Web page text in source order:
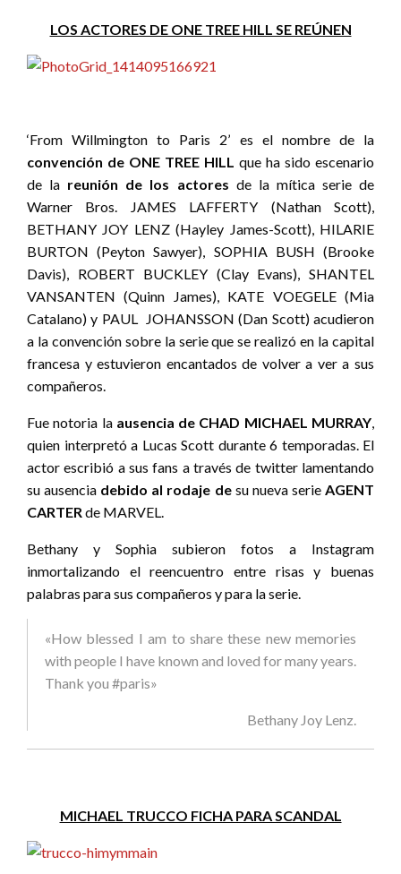
LOS ACTORES DE ONE TREE HILL SE REÚNEN
‘From Willmington to Paris 2’ es el nombre de la
convención de ONE TREE HILL que ha sido escenario
de la reunión de los actores de la mítica serie de
Warner Bros. JAMES LAFFERTY (Nathan Scott),
BETHANY JOY LENZ (Hayley James-Scott), HILARIE
BURTON (Peyton Sawyer), SOPHIA BUSH (Brooke
Davis), ROBERT BUCKLEY (Clay Evans), SHANTEL
VANSANTEN (Quinn James), KATE VOEGELE (Mia
Catalano) y PAUL JOHANSSON (Dan Scott) acudieron
a la convención sobre la serie que se realizó en la capital
francesa y estuvieron encantados de volver a ver a sus
compañeros.
Fue notoria la ausencia de CHAD MICHAEL MURRAY,
quien interpretó a Lucas Scott durante 6 temporadas. El
actor escribió a sus fans a través de twitter lamentando
su ausencia debido al rodaje desu nueva serieAGENT
CARTERde MARVEL.
Bethany y Sophia subieron fotos a Instagram
inmortalizando el reencuentro entre risas y buenas
palabras para sus compañeros y para la serie.
«How blessed I am to share these new memories
with people I have known and loved for many years.
Thank you #paris»
Bethany Joy Lenz.
MICHAEL TRUCCO FICHA PARA SCANDAL